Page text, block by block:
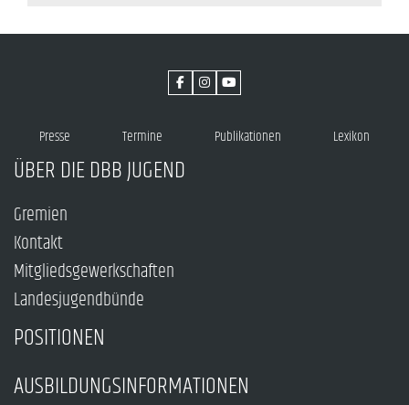
Presse Termine Publikationen Lexikon
ÜBER DIE DBB JUGEND
Gremien
Kontakt
Mitgliedsgewerkschaften
Landesjugendbünde
POSITIONEN
AUSBILDUNGSINFORMATIONEN